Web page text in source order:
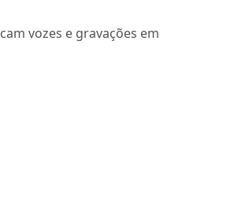
vozes e gravações em